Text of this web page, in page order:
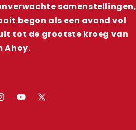
samenstellingen,
begon als een avond vol
tot de grootste kroeg van
Ahoy.
YouTube
X